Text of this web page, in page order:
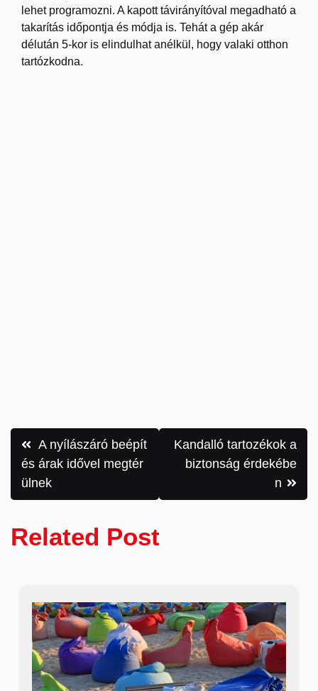
lehet programozni. A kapott távirányítóval megadható a
takarítás időpontja és módja is. Tehát a gép akár
délután 5-kor is elindulhat anélkül, hogy valaki otthon
tartózkodna.
Bejegyzés
navigáció
A nyílászáró beépít
és árak idővel megtér
ülnek
Kandalló tartozékok a
biztonság érdekébe
n
Related Post